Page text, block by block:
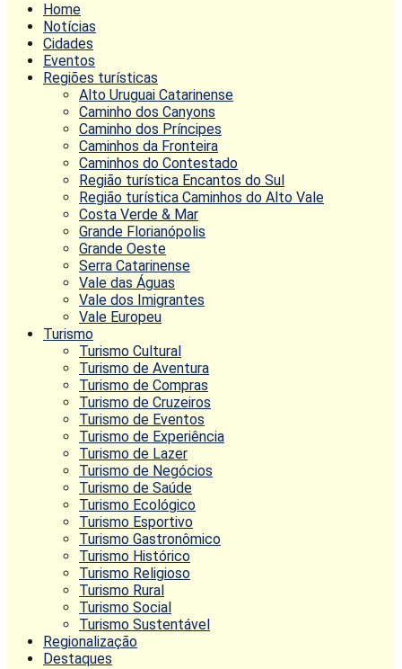
Home
Notícias
Cidades
Eventos
Regiões turísticas
Alto Uruguai Catarinense
Caminho dos Canyons
Caminho dos Príncipes
Caminhos da Fronteira
Caminhos do Contestado
Região turística Encantos do Sul
Região turística Caminhos do Alto Vale
Costa Verde & Mar
Grande Florianópolis
Grande Oeste
Serra Catarinense
Vale das Águas
Vale dos Imigrantes
Vale Europeu
Turismo
Turismo Cultural
Turismo de Aventura
Turismo de Compras
Turismo de Cruzeiros
Turismo de Eventos
Turismo de Experiência
Turismo de Lazer
Turismo de Negócios
Turismo de Saúde
Turismo Ecológico
Turismo Esportivo
Turismo Gastronômico
Turismo Histórico
Turismo Religioso
Turismo Rural
Turismo Social
Turismo Sustentável
Regionalização
Destaques